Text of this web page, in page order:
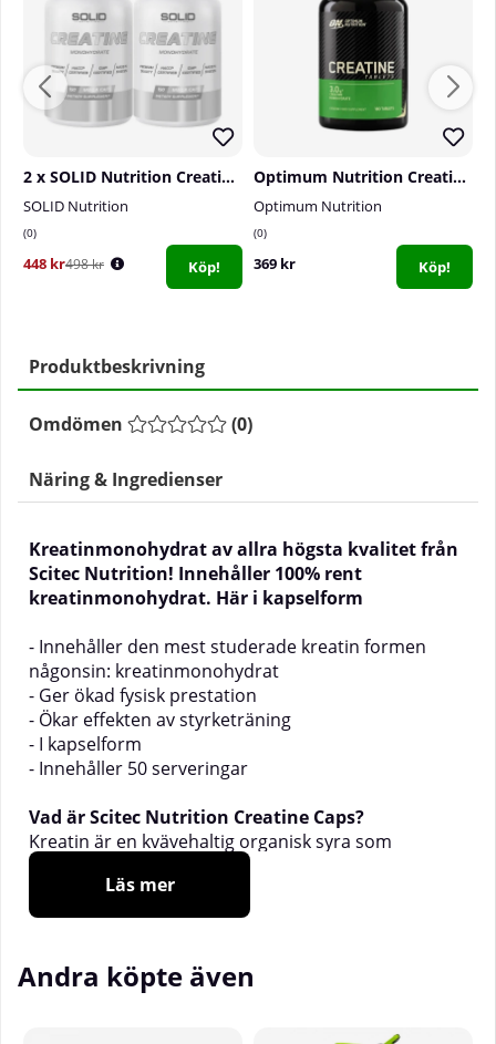
2 x SOLID Nutrition Creatine, 150 mega caps
SOLID Nutrition
0
448 kr498 kr Köp!
Optimum Nutrition Creatine Monohydrate, 180 tabs
Optimum Nutrition
0
369 kr Köp!
Produktbeskrivning
Omdömen (0)
Näring & Ingredienser
Kreatinmonohydrat av allra högsta kvalitet från
Scitec Nutrition! Innehåller 100% rent
kreatinmonohydrat. Här i kapselform
- Innehåller den mest studerade kreatin formen
någonsin: kreatinmonohydrat
- Ger ökad fysisk prestation
- Ökar effekten av styrketräning
- I kapselform
- Innehåller 50 serveringar
Vad är Scitec Nutrition Creatine Caps?
Kreatin är en kvävehaltig organisk syra som
förekommer hos ryggradsdjur. Cirka 95 % av
kreatinet i kroppen finns i skelettmuskulaturen. Det
hjälper till med energin till alla celler, primärt
adenosintrifosfat (ATP) som verkar som cell
energireserv även för muskelsammandragningar.
mest studerade kreatin formen någonsin;
Läs mer
Andra köpte även